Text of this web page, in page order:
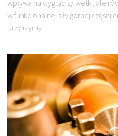
wpływa na wygląd sylwetki, ale
w funkcjonalnej siły górnej części
przyjrzymy...